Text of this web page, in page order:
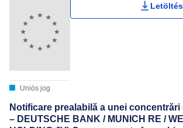
Uniós jog
Letöltés
Notificare prealabilă a unei concentrări
– DEUTSCHE BANK / MUNICH RE /